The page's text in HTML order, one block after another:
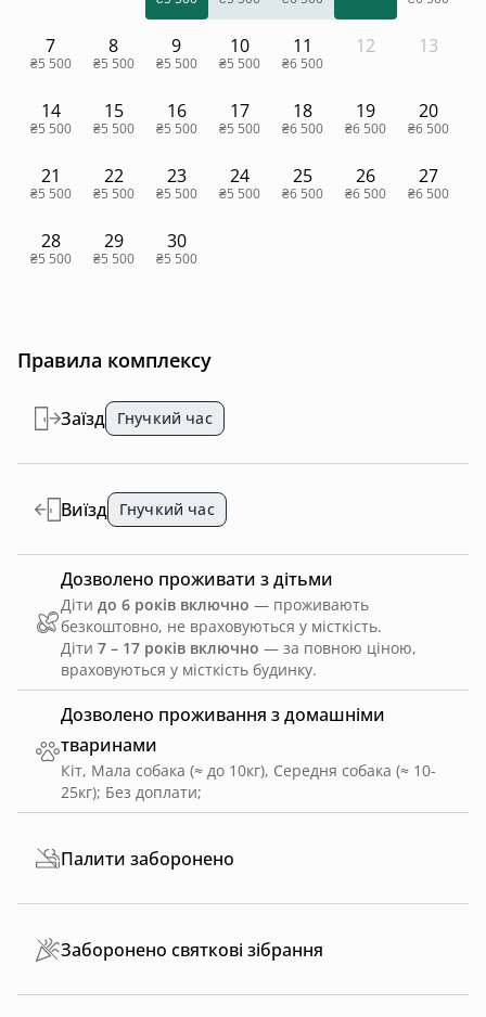
7
₴5 500
8
₴5 500
9
₴5 500
10
₴5 500
11
₴6 500
12 13
14
₴5 500
15
₴5 500
16
₴5 500
17
₴5 500
18
₴6 500
19
₴6 500
20
₴6 500
21
₴5 500
22
₴5 500
23
₴5 500
24
₴5 500
25
₴6 500
26
₴6 500
27
₴6 500
28
₴5 500
29
₴5 500
30
₴5 500
Правила комплексу
Дозволено проживання з домашніми
тваринами
Кіт, Мала собака (≈ до 10кг), Середня собака (≈ 10-
25кг); Без доплати;
Заїзд Гнучкий час
Виїзд Гнучкий час
Дозволено проживати з дітьми
Діти до 6 років включно — проживають
безкоштовно, не враховуються у місткість.
Діти 7 – 17 років включно — за повною ціною,
враховуються у місткість будинку.
Палити заборонено
Заборонено святкові зібрання